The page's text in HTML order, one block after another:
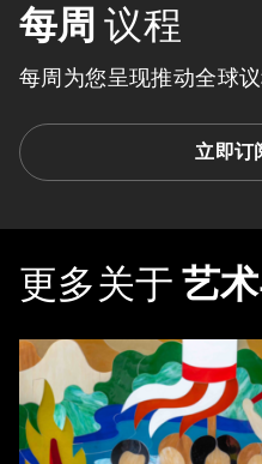
每周 议程
每周为您呈现推动全球
立即订
更多关于 艺